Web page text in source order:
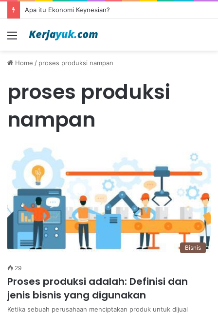
Apa itu Ekonomi Keynesian?
Menu
Home / proses produksi nampan
proses produksi
nampan
Bisnis
29
Proses produksi adalah: Definisi dan
jenis bisnis yang digunakan
Ketika sebuah perusahaan menciptakan produk untuk dijual